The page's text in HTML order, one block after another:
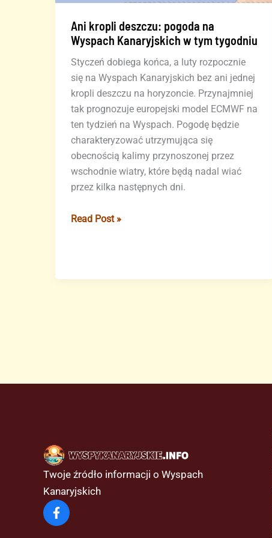
Ani kropli deszczu: pogoda na
Wyspach Kanaryjskich w tym tygodniu
Styczeń dobiega końca, a luty rozpocznie
się na Wyspach Kanaryjskich bez ani jednej
kropli deszczu na horyzoncie. Przynajmniej
tak prognozuje europejski model ECMWF na
ten tydzień na Wyspach. Pogodę będzie
charakteryzować utrzymująca się
obecnością kalimy przynoszonej przez
wschodnie wiatry, które będą nadal wiać
przez kilka następnych dni.
Ani
na
Read Post »
Twoje źródło informacji o Wyspach
Kanaryjskich